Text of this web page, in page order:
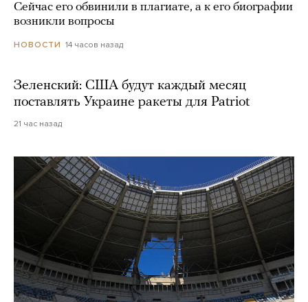
Сейчас его обвинили в плагиате, а к его биографии
возникли вопросы
НОВОСТИ 14 часов назад
Зеленский: США будут каждый месяц
поставлять Украине ракеты для Patriot
21 час назад